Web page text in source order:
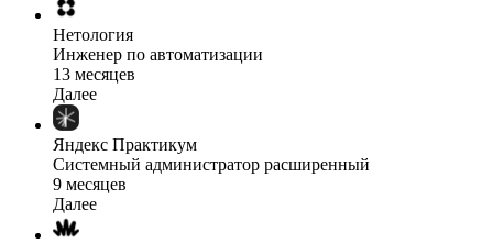
Нетология
Инженер по автоматизации
13 месяцев
Далее
Яндекс Практикум
Системный администратор расширенный
9 месяцев
Далее